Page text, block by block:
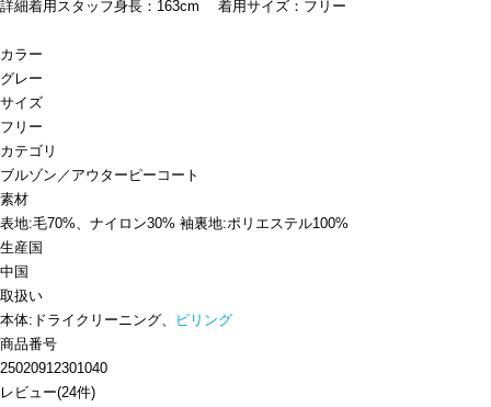
詳細着用スタッフ身長：163cm 着用サイズ：フリー
カラー
グレー
サイズ
フリー
カテゴリ
ブルゾン／アウター ピーコート
素材
表地:毛70%、ナイロン30% 袖裏地:ポリエステル100%
生産国
中国
取扱い
本体:ドライクリーニング、
ピリング
商品番号
25020912301040
レビュー(24件)